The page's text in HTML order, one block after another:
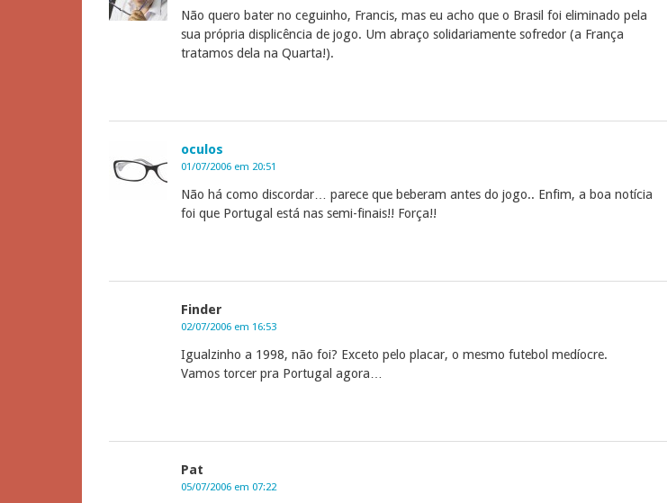
Não quero bater no ceguinho, Francis, mas eu acho que o Brasil foi eliminado pela
sua própria displicência de jogo. Um abraço solidariamente sofredor (a França
tratamos dela na Quarta!).
oculos
01/07/2006 em 20:51
Não há como discordar… parece que beberam antes do jogo.. Enfim, a boa notícia
foi que Portugal está nas semi-finais!! Força!!
Finder
02/07/2006 em 16:53
Igualzinho a 1998, não foi? Exceto pelo placar, o mesmo futebol medíocre.
Vamos torcer pra Portugal agora…
Pat
05/07/2006 em 07:22